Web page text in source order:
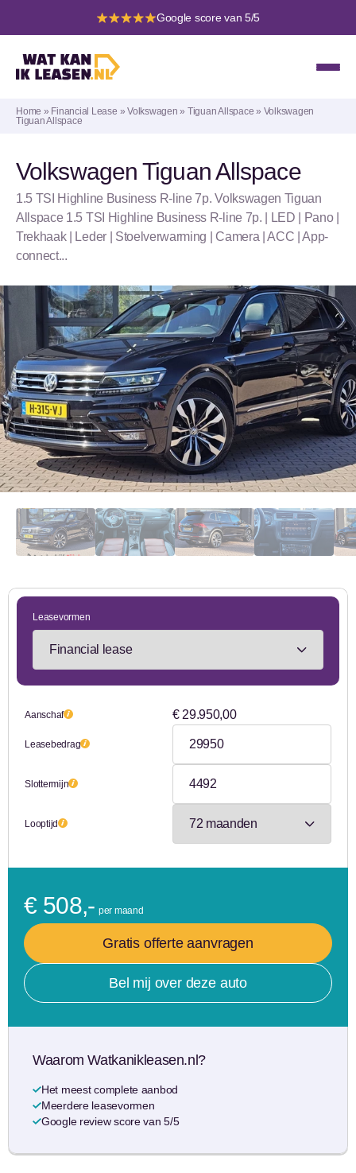
Google score van 5/5
Home » Financial Lease »Volkswagen » Tiguan Allspace » Volkswagen
Tiguan Allspace
Volkswagen Tiguan Allspace
1.5 TSI Highline Business R-line 7p. Volkswagen Tiguan
Allspace 1.5 TSI Highline Business R-line 7p. | LED | Pano |
Trekhaak | Leder | Stoelverwarming | Camera | ACC | App-
connect...
Leasevormen
Aanschaf € 29.950,00
Leasebedrag
Slottermijn
Looptijd
€ 508,- per maand
Gratis offerte aanvragen
Bel mij over deze auto
Waarom Watkanikleasen.nl?
Het meest complete aanbod
Meerdere leasevormen
Google review score van 5/5